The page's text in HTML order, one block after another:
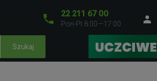
22 211 67 00
Pon-Pt 8:00—17:00
Szukaj